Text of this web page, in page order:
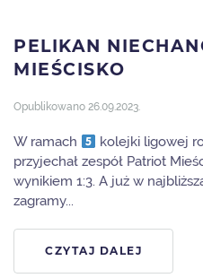
PELIKAN
MIEŚCISKO
Opublikowano 26.09.2023.
W ramach kolejki ligowej
przyjechał zespół Patriot
wynikiem 1:3. A już w
zagramy...
CZYTAJ DALEJ